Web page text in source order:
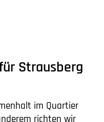
Strausberg
im Quartier
richten wir